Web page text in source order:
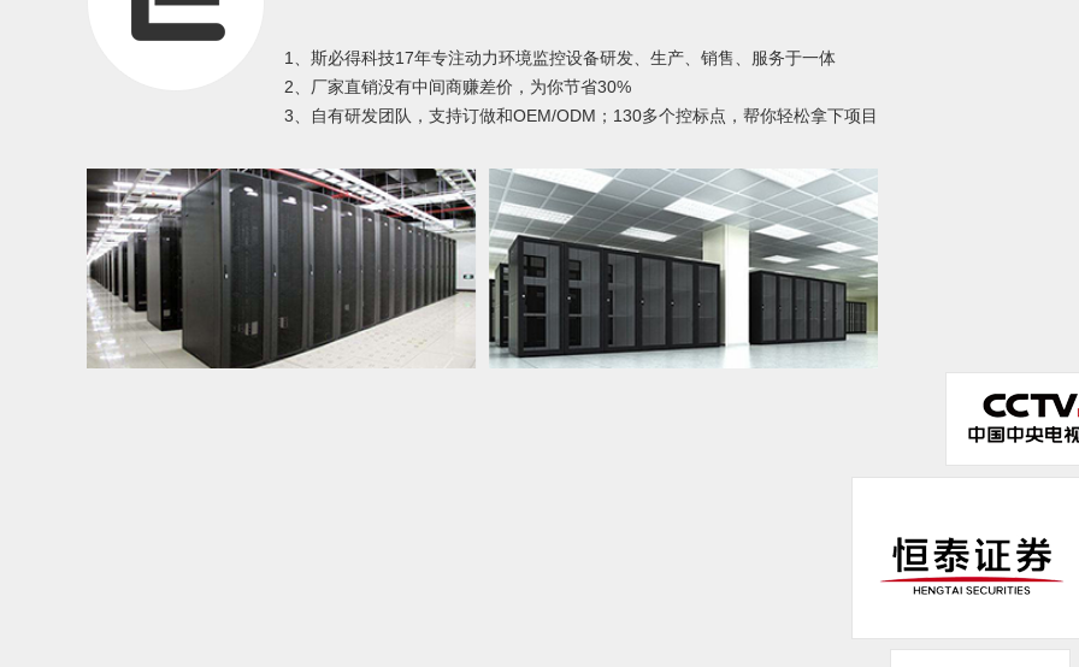
1、斯必得科技17年专注动力环境监控设备研发、生产、销售、服务于一体
2、厂家直销没有中间商赚差价，为你节省30%
3、自有研发团队，支持订做和OEM/ODM；130多个控标点，帮你轻松拿下项目